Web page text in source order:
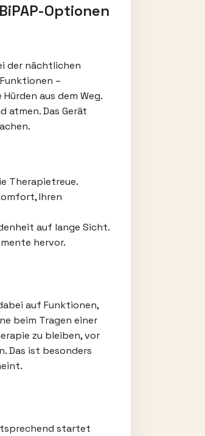
Optionen
der nächtlichen
–
aus dem Weg.
atmen. Das Gerät
Therapietreue.
Ihren
auf lange Sicht.
hervor.
auf Funktionen,
beim Tragen einer
zu bleiben, vor
Das ist besonders
startet